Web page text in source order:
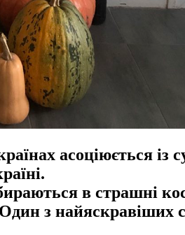
асоціюється
в страшні
з найяскравіших